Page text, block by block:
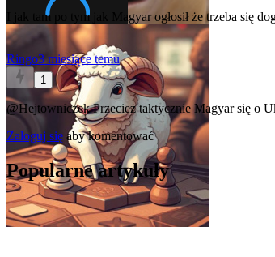
I jak tam po tym jak Magyar ogłosił że trzeba się
Ringo3 miesiące temu
1
@HejtowniczekPrzecież taktycznie Magyar się o
Zaloguj się aby komentować
Popularne artykuły